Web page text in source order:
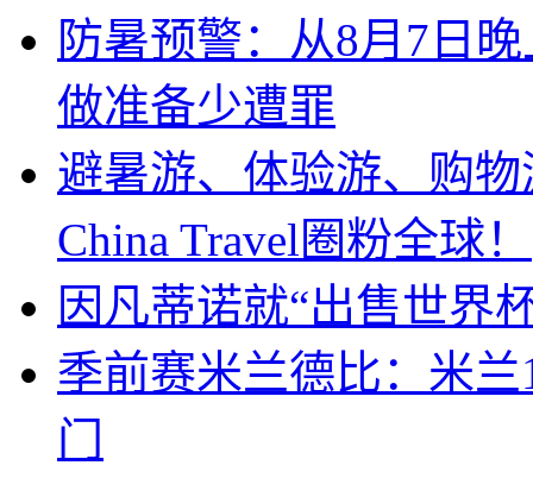
防暑预警：从8月7日
做准备少遭罪
避暑游、体验游、购
China Travel圈粉全球！
因凡蒂诺就“出售世界
季前赛米兰德比：米
门